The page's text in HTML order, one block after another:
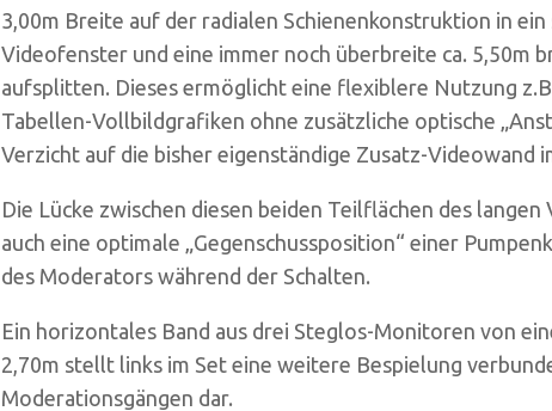
3,00m Breite auf der radialen Schienenkonstruktion in ein
Videofenster und eine immer noch überbreite ca. 5,50m
aufsplitten. Dieses ermöglicht eine flexiblere Nutzung
Tabellen-Vollbildgrafiken ohne zusätzliche optische
Verzicht auf die bisher eigenständige Zusatz-Videowand
Die Lücke zwischen diesen beiden Teilflächen des
auch eine optimale „Gegenschussposition“ einer
des Moderators während der Schalten.
Ein horizontales Band aus drei Steglos-Monitoren von
2,70m stellt links im Set eine weitere Bespielung
Moderationsgängen dar.